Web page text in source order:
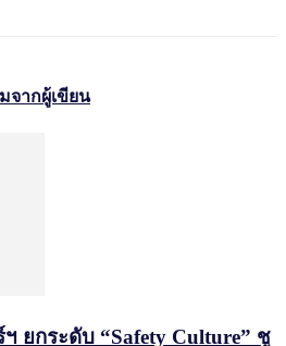
จากผู้เขียน
ยกระดับ “Safety Culture” ชู